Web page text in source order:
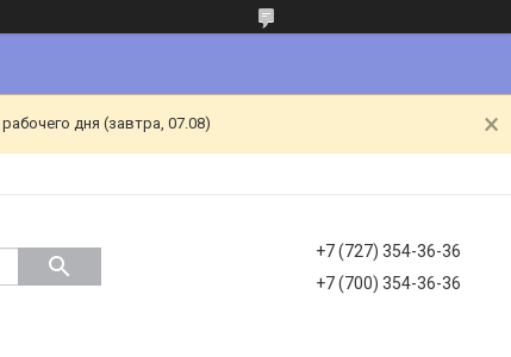
дня (завтра, 07.08)
+7 (727) 354-36-36
+7 (700) 354-36-36